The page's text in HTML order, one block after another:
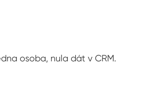
osoba, nula dát v CRM.